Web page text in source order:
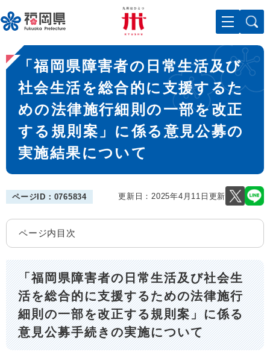
ー
ジ
先
頭
メニューを飛ばして本文へ
本
文
「福岡県障害者の日常生活及び
社会生活を総合的に支援するた
めの法律施行細則の一部を改正
する規則案」に係る意見公募の
実施結果について
ページID：0765834 更新日：2025年4月11日更新
ページ内目次
「福岡県障害者の日常生活及び社会生
活を総合的に支援するための法律施行
細則の一部を改正する規則案」に係る
意見公募手続きの実施について